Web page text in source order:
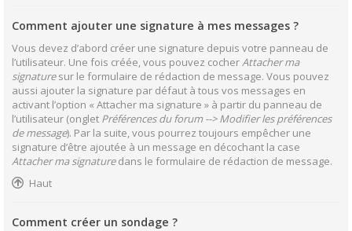
Comment ajouter une signature à mes messages ?
Vous devez d’abord créer une signature depuis votre panneau de
l’utilisateur. Une fois créée, vous pouvez cocherAttacher ma
signaturesur le formulaire de rédaction de message. Vous pouvez
aussi ajouter la signature par défaut à tous vos messages en
activant l’option « Attacher ma signature » à partir du panneau de
l’utilisateur (onglet Préférences du forum --> Modifier les préférences
de message). Par la suite, vous pourrez toujours empêcher une
signature d’être ajoutée à un message en décochant la case
Attacher ma signaturedans le formulaire de rédaction de message.
Haut
Comment créer un sondage ?